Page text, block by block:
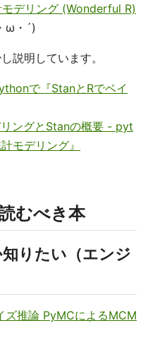
デリング (Wonderful R)
ω・´)
説明しています。
で『StanとRでベイ
ングとStanの概要 - pyt
モデリング』
むべき本
りたい（エンジ
ズ推論 PyMCによるMCM